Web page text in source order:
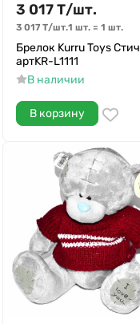
3 017Т/шт.
3 017 Т/шт.1 шт. = 1 шт.
Брелок Kurru Toys Стич
артKR-L1111
В наличии
В корзину